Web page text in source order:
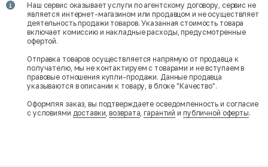
Наш сервис оказывает услуги по агентскому договору, сервис не
является интернет-магазином или продавцом и не осуществляет
деятельность продажи товаров. Указанная стоимость товара
включает комиссию и накладные расходы, предусмотренные
офертой.
Отправка товаров осуществляется напрямую от продавца к
получателю, мы не контактируем с товарами и не вступаем в
правовые отношения купли-продажи. Данные продавца
указываются в описании к товару, в блоке "Качество".
Оформляя заказ, вы подтверждаете осведомленность и согласие
с условиями доставки,возврата,гарантий и публичной оферты.